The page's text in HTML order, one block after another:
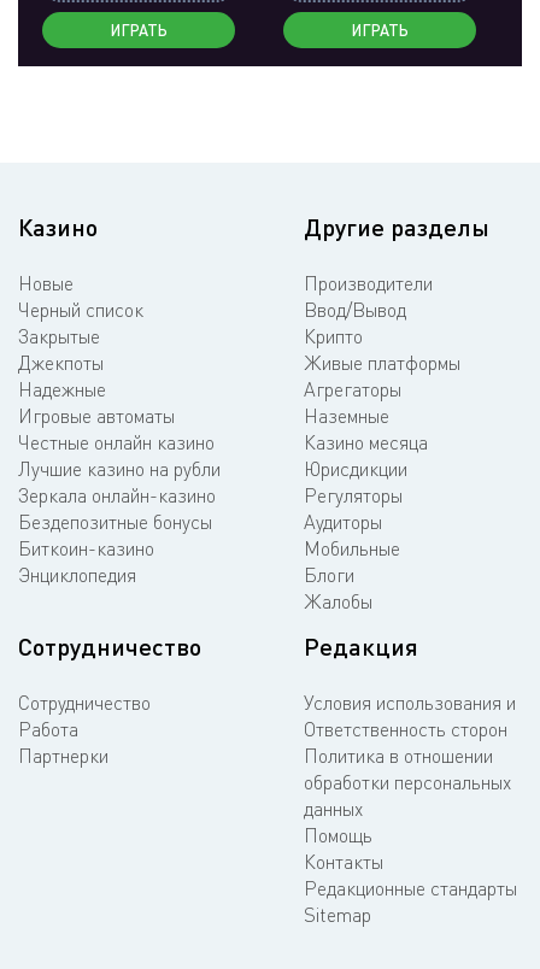
ИГРАТЬ ИГРАТЬ
Казино
Новые
Черный список
Закрытые
Джекпоты
Надежные
Игровые автоматы
Честные онлайн казино
Лучшие казино на рубли
Зеркала онлайн-казино
Бездепозитные бонусы
Биткоин-казино
Энциклопедия
Другие разделы
Производители
Ввод/Вывод
Крипто
Живые платформы
Агрегаторы
Наземные
Казино месяца
Юрисдикции
Регуляторы
Аудиторы
Мобильные
Блоги
Жалобы
Сотрудничество
Сотрудничество
Работа
Партнерки
Редакция
Условия использования и
Ответственность сторон
Политика в отношении
обработки персональных
данных
Помощь
Контакты
Редакционные стандарты
Sitemap